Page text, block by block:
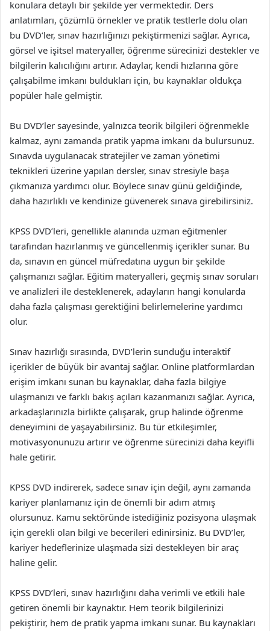
konulara detaylı bir şekilde yer vermektedir. Ders
anlatımları, çözümlü örnekler ve pratik testlerle dolu olan
bu DVD’ler, sınav hazırlığınızı pekiştirmenizi sağlar. Ayrıca,
görsel ve işitsel materyaller, öğrenme sürecinizi destekler ve
bilgilerin kalıcılığını artırır. Adaylar, kendi hızlarına göre
çalışabilme imkanı buldukları için, bu kaynaklar oldukça
popüler hale gelmiştir.
Bu DVD’ler sayesinde, yalnızca teorik bilgileri öğrenmekle
kalmaz, aynı zamanda pratik yapma imkanı da bulursunuz.
Sınavda uygulanacak stratejiler ve zaman yönetimi
teknikleri üzerine yapılan dersler, sınav stresiyle başa
çıkmanıza yardımcı olur. Böylece sınav günü geldiğinde,
daha hazırlıklı ve kendinize güvenerek sınava girebilirsiniz.
KPSS DVD’leri, genellikle alanında uzman eğitmenler
tarafından hazırlanmış ve güncellenmiş içerikler sunar. Bu
da, sınavın en güncel müfredatına uygun bir şekilde
çalışmanızı sağlar. Eğitim materyalleri, geçmiş sınav soruları
ve analizleri ile desteklenerek, adayların hangi konularda
daha fazla çalışması gerektiğini belirlemelerine yardımcı
olur.
Sınav hazırlığı sırasında, DVD’lerin sunduğu interaktif
içerikler de büyük bir avantaj sağlar. Online platformlardan
erişim imkanı sunan bu kaynaklar, daha fazla bilgiye
ulaşmanızı ve farklı bakış açıları kazanmanızı sağlar. Ayrıca,
arkadaşlarınızla birlikte çalışarak, grup halinde öğrenme
deneyimini de yaşayabilirsiniz. Bu tür etkileşimler,
motivasyonunuzu artırır ve öğrenme sürecinizi daha keyifli
hale getirir.
KPSS DVD indirerek, sadece sınav için değil, aynı zamanda
kariyer planlamanız için de önemli bir adım atmış
olursunuz. Kamu sektöründe istediğiniz pozisyona ulaşmak
için gerekli olan bilgi ve becerileri edinirsiniz. Bu DVD’ler,
kariyer hedeflerinize ulaşmada sizi destekleyen bir araç
haline gelir.
KPSS DVD’leri, sınav hazırlığını daha verimli ve etkili hale
getiren önemli bir kaynaktır. Hem teorik bilgilerinizi
pekiştirir, hem de pratik yapma imkanı sunar. Bu kaynakları